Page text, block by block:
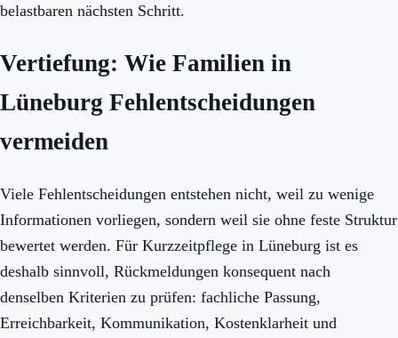
belastbaren nächsten Schritt.
Vertiefung: Wie Familien in
Lüneburg Fehlentscheidungen
vermeiden
Viele Fehlentscheidungen entstehen nicht, weil zu wenige
Informationen vorliegen, sondern weil sie ohne feste Struktur
bewertet werden. Für Kurzzeitpflege in Lüneburg ist es
deshalb sinnvoll, Rückmeldungen konsequent nach
denselben Kriterien zu prüfen: fachliche Passung,
Erreichbarkeit, Kommunikation, Kostenklarheit und